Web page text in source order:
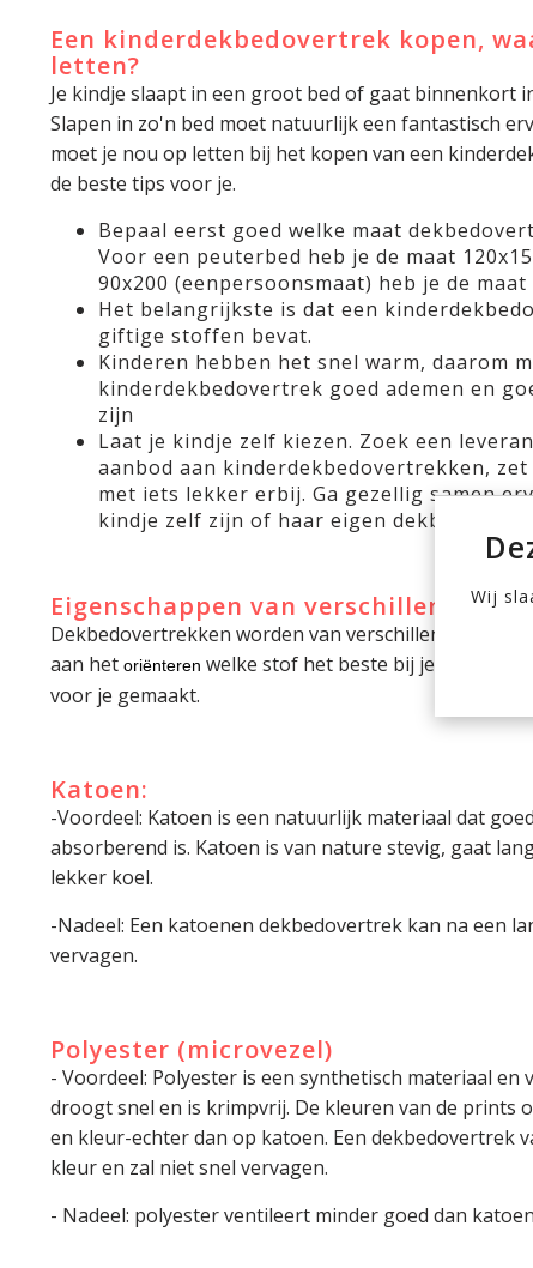
Een kinderdekbedovertrek kopen,
letten?
Je kindje slaapt in een groot bed of gaat binnenkort
Slapen in zo'n bed moet natuurlijk een fantastisch
moet je nou op letten bij het kopen van een
de beste tips voor je.
Bepaal eerst goed welke maat
Voor een peuterbed heb je de maat
90x200 (eenpersoonsmaat) heb je de maat
Het belangrijkste is dat een
giftige stoffen bevat.
Kinderen hebben het snel warm, daarom
kinderdekbedovertrek goed ademen en
zijn
Laat je kindje zelf kiezen. Zoek een
aanbod aan kinderdekbedovertrekken,
met iets lekker erbij. Ga gezellig samen
kindje zelf zijn of haar eigen
Eigenschappen van verschillende
Dekbedovertrekken worden van verschillende
aan het oriënteren welke stof het beste bij je kindje
voor je gemaakt.
Katoen:
-Voordeel: Katoen is een natuurlijk materiaal dat
absorberend is. Katoen is van nature stevig, gaat
lekker koel.
-Nadeel: Een katoenen dekbedovertrek kan na een
vervagen.
Polyester (microvezel)
- Voordeel: Polyester is een synthetisch materiaal en
droogt snel en is krimpvrij. De kleuren van de prints
en kleur-echter dan op katoen. Een dekbedovertrek
kleur en zal niet snel vervagen.
- Nadeel: polyester ventileert minder goed dan
Wij